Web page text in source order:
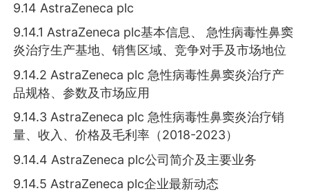
9.14 AstraZeneca plc
9.14.1 AstraZeneca plc基本信息、 急性病毒性鼻窦
炎治疗生产基地、销售区域、竞争对手及市场地位
9.14.2 AstraZeneca plc 急性病毒性鼻窦炎治疗产
品规格、参数及市场应用
9.14.3 AstraZeneca plc 急性病毒性鼻窦炎治疗销
量、收入、价格及毛利率（2018-2023）
9.14.4 AstraZeneca plc公司简介及主要业务
9.14.5 AstraZeneca plc企业最新动态